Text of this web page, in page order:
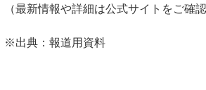
（最新情報や詳細は公式サイトをご確
※出典：報道用資料